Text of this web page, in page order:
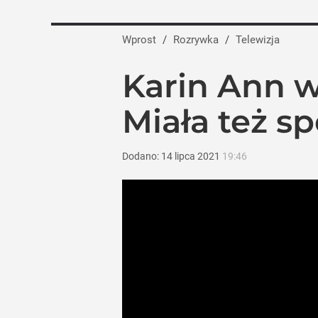
Maria Dębska i Maciej Musiał wracają
Widzowie płaczą po zwiastunie „Na
Wprost / Rozrywka / Telewizja
Karin Ann
Miała też
Dodano: 14 lipca 2021 19:46